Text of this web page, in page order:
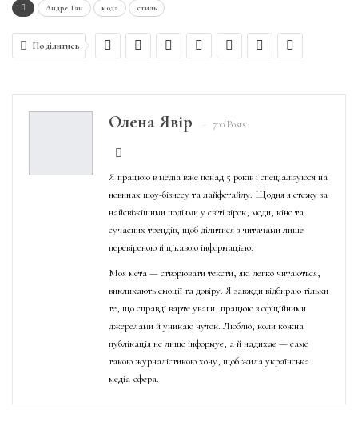
Андре Тан мода стиль
Поділитись
Олена Явір 700 Posts
Я працюю в медіа вже понад 5 років і спеціалізуюся на
новинах шоу-бізнесу та лайфстайлу. Щодня я стежу за
найсвіжішими подіями у світі зірок, моди, кіно та
сучасних трендів, щоб ділитися з читачами лише
перевіреною й цікавою інформацією.
Моя мета — створювати тексти, які легко читаються,
викликають емоції та довіру. Я завжди відбираю тільки
те, що справді варте уваги, працюю з офіційними
джерелами й уникаю чуток. Люблю, коли кожна
публікація не лише інформує, а й надихає — саме
такою журналістикою хочу, щоб жила українська
медіа-сфера.